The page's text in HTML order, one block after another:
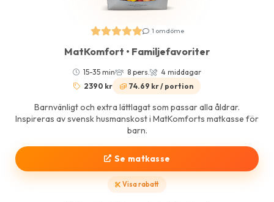
1 omdöme
MatKomfort • Familjefavoriter
15-35 min 8 pers.
4 middagar
2390 kr
74.69 kr / portion
Barnvänligt och extra lättlagat som passar alla åldrar.
Inspireras av svensk husmanskost i MatKomforts matkasse för
barn.
Se matkasse
Visa rabatt